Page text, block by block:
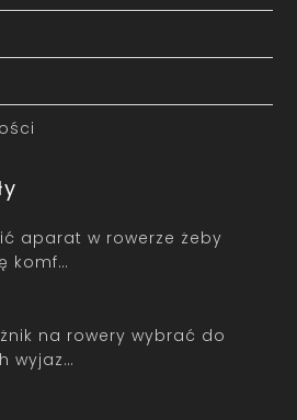
aparat w rowerze żeby
komf…
na rowery wybrać do
wyjaz…